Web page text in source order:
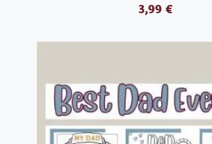
3,99 €